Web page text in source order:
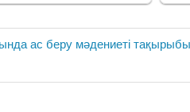
ас беру мәдениеті